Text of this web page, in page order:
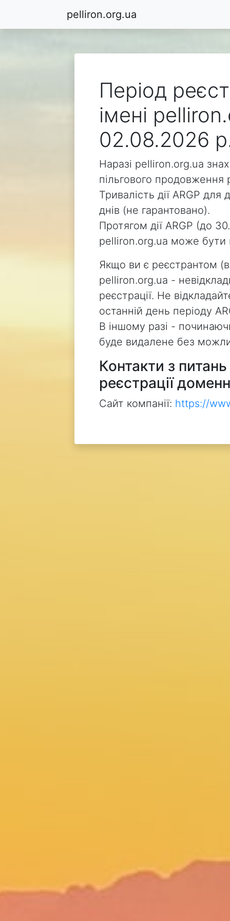
pelliron.org.ua
Період
імені
02.08.2026
Наразі pelliron.org.ua
пільгового продовження
Тривалість дії ARGP
днів (не гарантовано).
Протягом дії ARGP (до
pelliron.org.ua може бути
Якщо ви є реєстрантом
pelliron.org.ua -
реєстрації. Не
останній день періоду
В іншому разі -
буде видалене без
Контакти з
реєстрації
Сайт компанії: https://